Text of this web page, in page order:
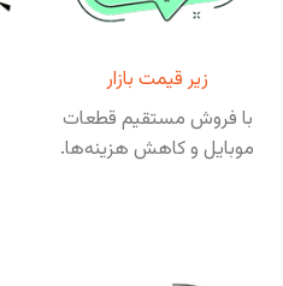
زیر قیمت بازار
با فروش مستقیم قطعات
موبایل و کاهش هزینه‌ها.